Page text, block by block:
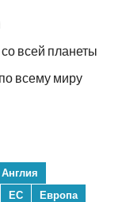
всей планеты
всему миру
Англия
ЕС
Европа